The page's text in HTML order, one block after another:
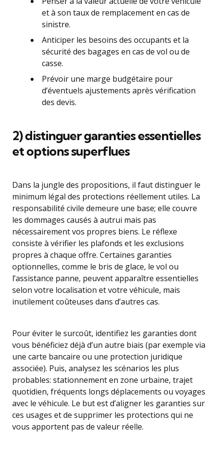
et à son taux de remplacement en cas de
sinistre.
Anticiper les besoins des occupants et la
sécurité des bagages en cas de vol ou de
casse.
Prévoir une marge budgétaire pour
d’éventuels ajustements après vérification
des devis.
2) distinguer garanties essentielles
et options superflues
Dans la jungle des propositions, il faut distinguer le
minimum légal des protections réellement utiles. La
responsabilité civile demeure une base; elle couvre
les dommages causés à autrui mais pas
nécessairement vos propres biens. Le réflexe
consiste à vérifier les plafonds et les exclusions
propres à chaque offre. Certaines garanties
optionnelles, comme le bris de glace, le vol ou
l’assistance panne, peuvent apparaître essentielles
selon votre localisation et votre véhicule, mais
inutilement coûteuses dans d’autres cas.
Pour éviter le surcoût, identifiez les garanties dont
vous bénéficiez déjà d’un autre biais (par exemple via
une carte bancaire ou une protection juridique
associée). Puis, analysez les scénarios les plus
probables: stationnement en zone urbaine, trajet
quotidien, fréquents longs déplacements ou voyages
avec le véhicule. Le but est d’aligner les garanties sur
ces usages et de supprimer les protections qui ne
vous apportent pas de valeur réelle.